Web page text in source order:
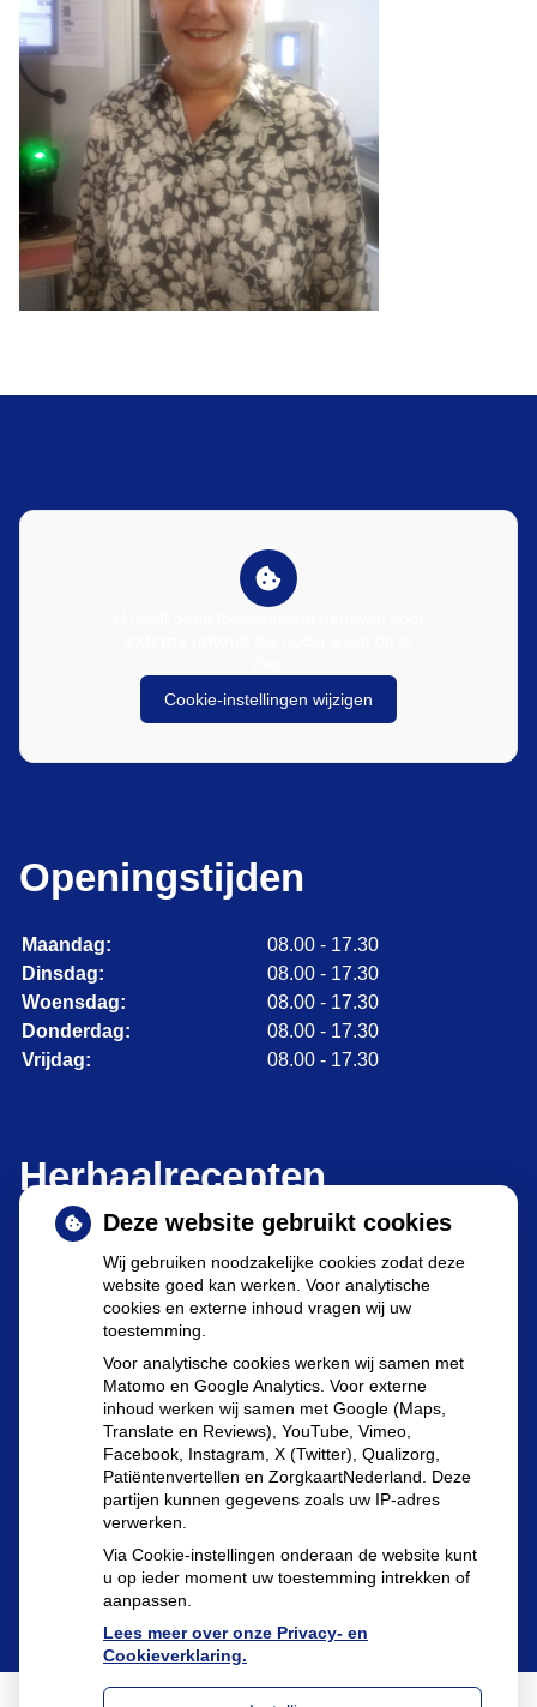
Cookie-instellingen wijzigen
Openingstijden
Maandag:
08.00 - 17.30
Dinsdag:
08.00 - 17.30
Woensdag:
08.00 - 17.30
Donderdag:
08.00 - 17.30
Vrijdag:
08.00 - 17.30
Herhaalrecepten
Patiëntenomgeving
Deze website gebruikt cookies
Wij gebruiken noodzakelijke cookies zodat deze
website goed kan werken. Voor analytische
cookies en externe inhoud vragen wij uw
toestemming.
Voor analytische cookies werken wij samen met
Matomo en Google Analytics. Voor externe
inhoud werken wij samen met Google (Maps,
Translate en Reviews), YouTube, Vimeo,
Facebook, Instagram, X (Twitter), Qualizorg,
Patiëntenvertellen en ZorgkaartNederland. Deze
partijen kunnen gegevens zoals uw IP-adres
verwerken.
Via Cookie-instellingen onderaan de website kunt
u op ieder moment uw toestemming intrekken of
aanpassen.
Lees meer over onze Privacy- en
Cookieverklaring.